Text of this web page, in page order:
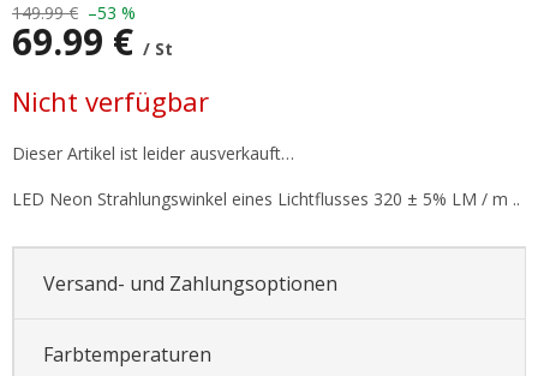
149.99 € –53 %
69.99 € / St
Nicht verfügbar
Dieser Artikel ist leider ausverkauft…
LED Neon Strahlungswinkel eines Lichtflusses 320 ± 5% LM / m ..
Versand- und Zahlungsoptionen
Farbtemperaturen